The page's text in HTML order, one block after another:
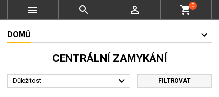
   shopping_cart0
DOMŮ
CENTRÁLNÍ ZAMYKÁNÍ
Důležitost  FILTROVAT